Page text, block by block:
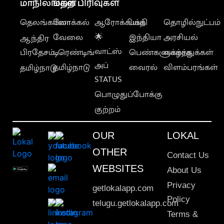
தெலங்கானா
ஆந்திர
பிரதேசம்
தமிழ்நாடு
லோக்கல்
வேலை
டிரெண்டிங்
தமிழ்நாடு
ஆரோக்கியம்
🌟
வாட்ஸ்
அப்
STATUS
பொழுதுப்போக்கு
குற்றம்
பக்தி
இந்தியா
பெண்களுக்காக
வைரல்
தொழில்நுட்பம்
அரசியல்
வாழ்த்துக்கள்
விளம்பரங்கள்
OUR
OTHER
WEBSITES
getlokalapp.com
telugu.getlokalapp.com
LOKAL
Contact Us
About Us
Privacy
Policy
Terms &